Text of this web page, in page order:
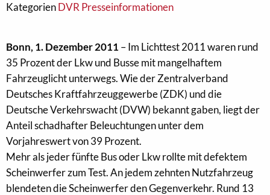
KategorienDVR Presseinformationen
Bonn, 1. Dezember 2011 – Im Lichttest 2011 waren rund
35 Prozent der Lkw und Busse mit mangelhaftem
Fahrzeuglicht unterwegs. Wie der Zentralverband
Deutsches Kraftfahrzeuggewerbe (ZDK) und die
Deutsche Verkehrswacht (DVW) bekannt gaben, liegt der
Anteil schadhafter Beleuchtungen unter dem
Vorjahreswert von 39 Prozent.
Mehr als jeder fünfte Bus oder Lkw rollte mit defektem
Scheinwerfer zum Test. An jedem zehnten Nutzfahrzeug
blendeten die Scheinwerfer den Gegenverkehr. Rund 13